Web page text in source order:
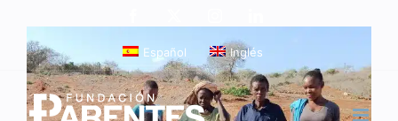
contenido
Español Inglés
Ver
imagen
más
grande